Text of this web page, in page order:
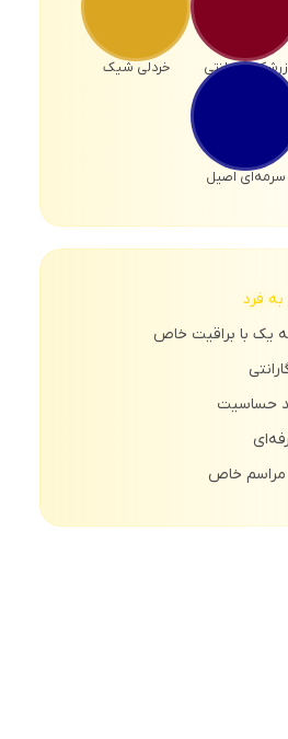
زرشکی سلطنتی خردلی شیک
سرمه‌ای اصیل
فرد
یک با براقیت خاص
حساسیت
خاص